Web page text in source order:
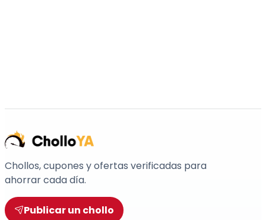
Chollos, cupones y ofertas verificadas para
ahorrar cada día.
Publicar un chollo